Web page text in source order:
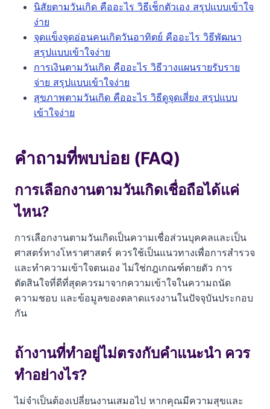
นิสัยตามวันเกิด คืออะไร วิธีเช็กตัวเอง สรุปแบบเข้าใจ
ง่าย
จุดแข็งจุดอ่อนคนเกิดวันอาทิตย์ คืออะไร วิธีพัฒนา
สรุปแบบเข้าใจง่าย
การเงินตามวันเกิด คืออะไร วิธีวางแผนรายรับราย
จ่าย สรุปแบบเข้าใจง่าย
สุขภาพตามวันเกิด คืออะไร วิธีดูจุดเสี่ยง สรุปแบบ
เข้าใจง่าย
คำถามที่พบบ่อย (FAQ)
การเลือกงานตามวันเกิดเชื่อถือได้แค่
ไหน?
การเลือกงานตามวันเกิดเป็นความเชื่อส่วนบุคคลและเป็น
ศาสตร์ทางโหราศาสตร์ ควรใช้เป็นแนวทางเพื่อการสำรวจ
และทำความเข้าใจตนเอง ไม่ใช่กฎเกณฑ์ตายตัว การ
ตัดสินใจที่ดีที่สุดควรมาจากความเข้าใจในความถนัด
ความชอบ และข้อมูลของตลาดแรงงานในปัจจุบันประกอบ
กัน
ถ้างานที่ทำอยู่ไม่ตรงกับคำแนะนำ ควร
ทำอย่างไร?
ไม่จำเป็นต้องเปลี่ยนงานเสมอไป หากคุณมีความสุขและ